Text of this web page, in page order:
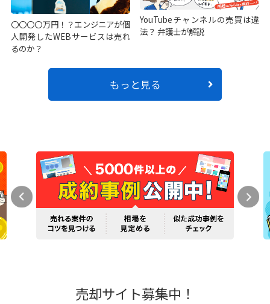
〇〇〇〇万円！？エンジニアが個
人開発したWEBサービスは売れ
るのか？
YouTubeチャンネルの売買は違
法？ 弁護士が解説
もっと見る
売却サイト募集中！